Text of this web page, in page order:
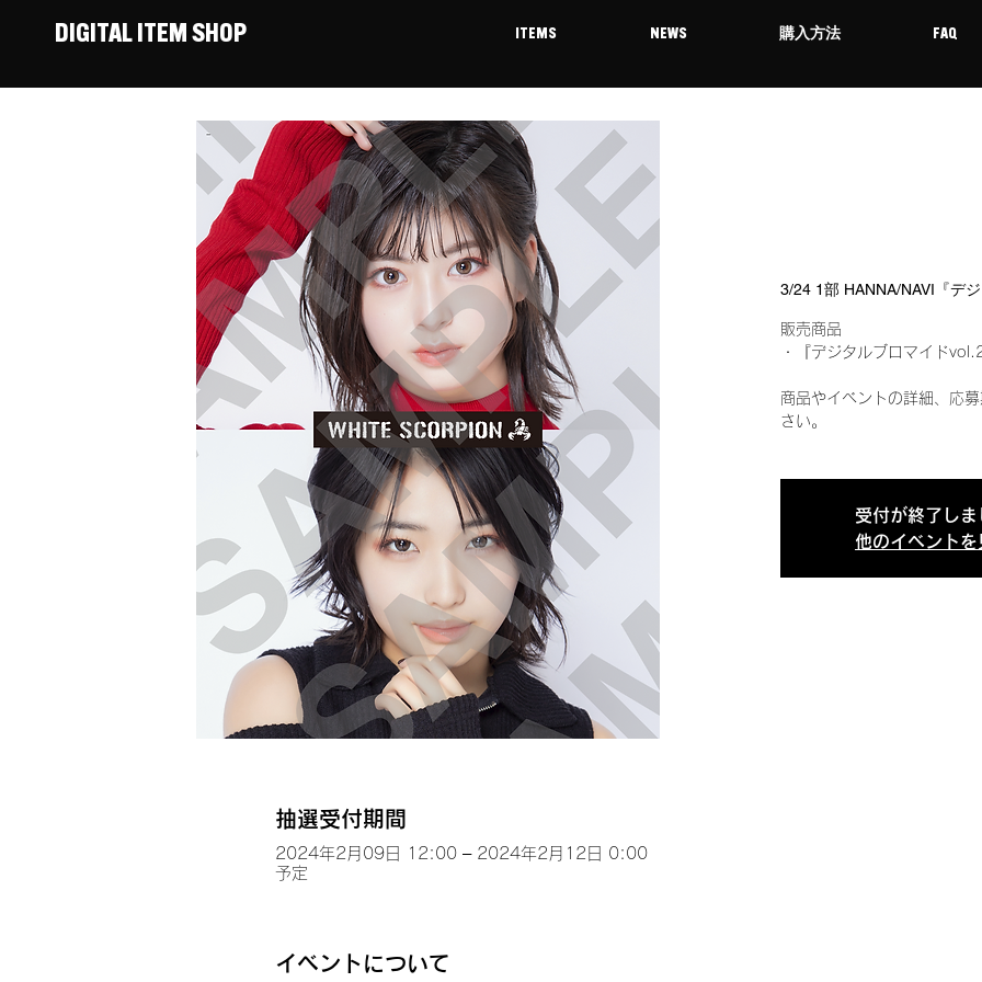
DIGITAL ITEM SHOP ITEMS NEWS 購入方法 FAQ
3/24 1部 HANNA/NAVI『デ
販売商品
・『デジタルブロマイド
商品やイベントの詳細、応
さい。
受付が終了しま
他のイベントを
抽選受付期間
2024年2月09日 12:00 – 2024年2月12日 0:00
予定
イベントについて